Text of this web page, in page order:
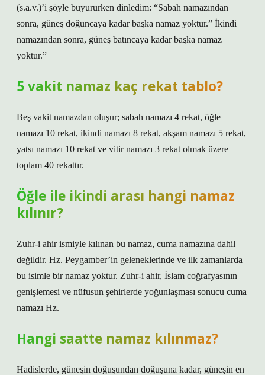
(s.a.v.)’i şöyle buyururken dinledim: “Sabah namazından
sonra, güneş doğuncaya kadar başka namaz yoktur.” İkindi
namazından sonra, güneş batıncaya kadar başka namaz
yoktur.”
5 vakit namaz kaç rekat tablo?
Beş vakit namazdan oluşur; sabah namazı 4 rekat, öğle
namazı 10 rekat, ikindi namazı 8 rekat, akşam namazı 5 rekat,
yatsı namazı 10 rekat ve vitir namazı 3 rekat olmak üzere
toplam 40 rekattır.
Öğle ile ikindi arası hangi namaz
kılınır?
Zuhr-i ahir ismiyle kılınan bu namaz, cuma namazına dahil
değildir. Hz. Peygamber’in geleneklerinde ve ilk zamanlarda
bu isimle bir namaz yoktur. Zuhr-i ahir, İslam coğrafyasının
genişlemesi ve nüfusun şehirlerde yoğunlaşması sonucu cuma
namazı Hz.
Hangi saatte namaz kılınmaz?
Hadislerde, güneşin doğuşundan doğuşuna kadar, güneşin en